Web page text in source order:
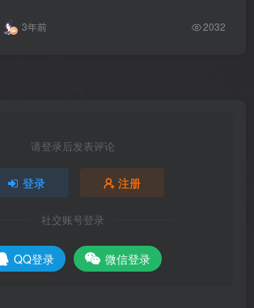
3年前 2032
请登录后发表评论
登录 注册
社交账号登录
QQ登录 微信登录